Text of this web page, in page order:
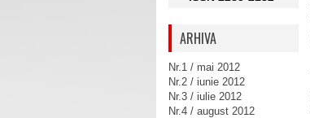
ARHIVA
Nr.1 / mai 2012
Nr.2 / iunie 2012
Nr.3 / iulie 2012
Nr.4 / august 2012